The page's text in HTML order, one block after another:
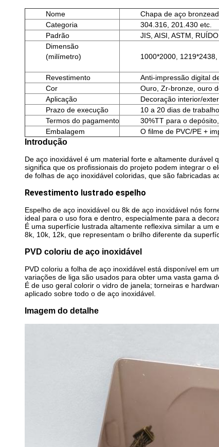
Nome
Chapa de aço
Categoria
304.316, 201.430 etc.
Padrão
JIS, AISI, ASTM,
Dimensão
(milímetro)
1000*2000,
Revestimento
Anti-impressão digital
Cor
Ouro, Zr-bronze, ouro
Aplicação
Decoração interior/
Prazo de execução
10 a 20 dias de
Termos do pagamento
30%TT para o
Embalagem
O filme de PVC/PE +
Introdução
De aço inoxidável é um material forte e altamente
significa que os profissionais do projeto podem integrar o
de folhas de aço inoxidável coloridas, que são fabricadas
Revestimento lustrado espelho
Espelho de aço inoxidável ou 8k de aço inoxidável nós
ideal para o uso fora e dentro, especialmente para a
É uma superfície lustrada altamente reflexiva similar a um
8k, 10k, 12k, que representam o brilho diferente da
PVD coloriu de aço inoxidável
PVD coloriu a folha de aço inoxidável está disponível em
variações de liga são usados para obter uma vasta gama
É de uso geral colorir o vidro de janela; torneiras e
aplicado sobre todo o de aço inoxidável.
Imagem do detalhe